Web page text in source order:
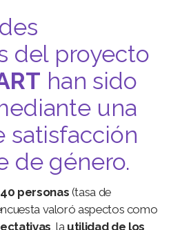
del proyecto
han sido
una
satisfacción
de género.
personas(tasa de
valoró aspectos como
, la utilidad de los